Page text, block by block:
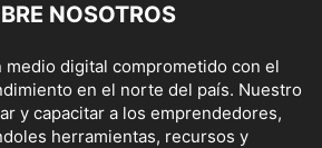
NOSOTROS
medio digital comprometido con el
en el norte del país. Nuestro
y capacitar a los emprendedores,
herramientas, recursos y